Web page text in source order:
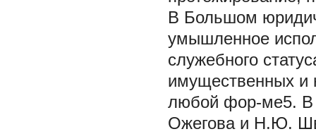
В Большом
умышленное
служебного
имущественных и
любой фор-ме5. В
Ожегова и Н.Ю.